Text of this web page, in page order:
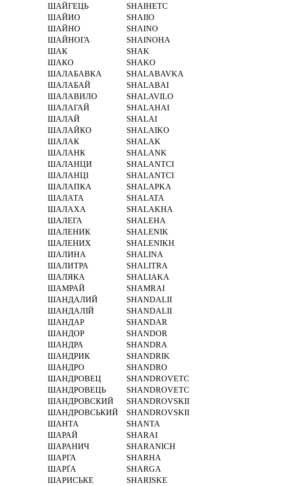
ШАЙГЕЦЬ
SHAIHETC
ШАЙИО
SHAIIO
ШАЙНО
SHAINO
ШАЙНОГА
SHAINOHA
ШАК
SHAK
ШАКО
SHAKO
ШАЛАБАВКА
SHALABAVKA
ШАЛАБАЙ
SHALABAI
ШАЛАВИЛО
SHALAVILO
ШАЛАГАЙ
SHALAHAI
ШАЛАЙ
SHALAI
ШАЛАЙКО
SHALAIKO
ШАЛАК
SHALAK
ШАЛАНК
SHALANK
ШАЛАНЦИ
SHALANTCI
ШАЛАНЦІ
SHALANTCІ
ШАЛАПКА
SHALAPKA
ШАЛАТА
SHALATA
ШАЛАХА
SHALAKHA
ШАЛЕГА
SHALEHA
ШАЛЕНИК
SHALENIK
ШАЛЕНИХ
SHALENIKH
ШАЛИНА
SHALINA
ШАЛИТРА
SHALITRA
ШАЛЯКА
SHALIAKA
ШАМРАЙ
SHAMRAI
ШАНДАЛИЙ
SHANDALII
ШАНДАЛІЙ
SHANDALІI
ШАНДАР
SHANDAR
ШАНДОР
SHANDOR
ШАНДРА
SHANDRA
ШАНДРИК
SHANDRIK
ШАНДРО
SHANDRO
ШАНДРОВЕЦ
SHANDROVETC
ШАНДРОВЕЦЬ
SHANDROVETC
ШАНДРОВСКИЙ
SHANDROVSKII
ШАНДРОВСЬКИЙ
SHANDROVSKII
ШАНТА
SHANTA
ШАРАЙ
SHARAI
ШАРАНИЧ
SHARANICH
ШАРГА
SHARHA
ШАРҐА
SHARGA
ШАРИСЬКЕ
SHARISKE